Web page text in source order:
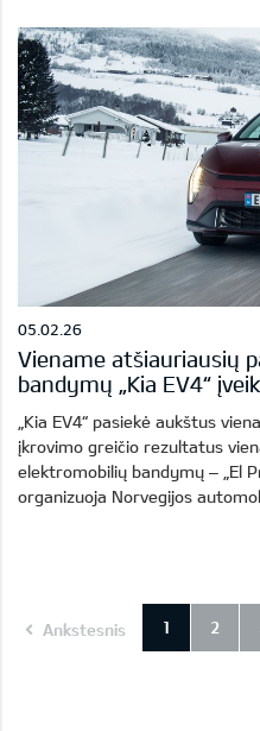
05.02.26
Viename atšiauriausių
bandymų „Kia EV4“
„Kia EV4“ pasiekė aukštus
įkrovimo greičio rezultatus
elektromobilių bandymų – „El
organizuoja Norvegijos
Ankstesnis 1 2